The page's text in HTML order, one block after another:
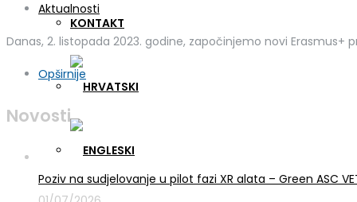
KONTAKT
Aktualnosti
Danas, 2. listopada 2023. godine, započinjemo novi Erasmus+
Opširnije
Novosti
Poziv na sudjelovanje u pilot fazi XR alata – Green ASC